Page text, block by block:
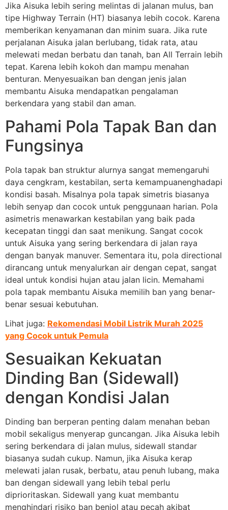
Jika Aisuka lebih sering melintas di jalanan mulus, ban
tipe Highway Terrain (HT) biasanya lebih cocok. Karena
memberikan kenyamanan dan minim suara. Jika rute
perjalanan Aisuka jalan berlubang, tidak rata, atau
melewati medan berbatu dan tanah, ban All Terrain lebih
tepat. Karena lebih kokoh dan mampu menahan
benturan. Menyesuaikan ban dengan jenis jalan
membantu Aisuka mendapatkan pengalaman
berkendara yang stabil dan aman.
Pahami Pola Tapak Ban dan
Fungsinya
Pola tapak ban struktur alurnya sangat memengaruhi
daya cengkram, kestabilan, serta kemampuanenghadapi
kondisi basah. Misalnya pola tapak simetris biasanya
lebih senyap dan cocok untuk penggunaan harian. Pola
asimetris menawarkan kestabilan yang baik pada
kecepatan tinggi dan saat menikung. Sangat cocok
untuk Aisuka yang sering berkendara di jalan raya
dengan banyak manuver. Sementara itu, pola directional
dirancang untuk menyalurkan air dengan cepat, sangat
ideal untuk kondisi hujan atau jalan licin. Memahami
pola tapak membantu Aisuka memilih ban yang benar-
benar sesuai kebutuhan.
Lihat juga: Rekomendasi Mobil Listrik Murah 2025
yang Cocok untuk Pemula
Sesuaikan Kekuatan
Dinding Ban (Sidewall)
dengan Kondisi Jalan
Dinding ban berperan penting dalam menahan beban
mobil sekaligus menyerap guncangan. Jika Aisuka lebih
sering berkendara di jalan mulus, sidewall standar
biasanya sudah cukup. Namun, jika Aisuka kerap
melewati jalan rusak, berbatu, atau penuh lubang, maka
ban dengan sidewall yang lebih tebal perlu
diprioritaskan. Sidewall yang kuat membantu
menghindari risiko ban benjol atau pecah akibat